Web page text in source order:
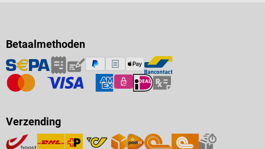
Betaalmethoden
Verzending